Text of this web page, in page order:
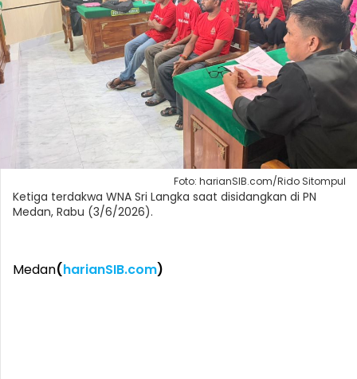
Foto: harianSIB.com/Rido Sitompul
Ketiga terdakwa WNA Sri Langka saat disidangkan di PN
Medan, Rabu (3/6/2026).
Medan(harianSIB.com)